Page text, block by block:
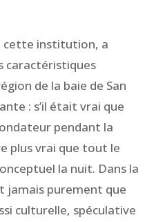
cette institution, a
caractéristiques
de la baie de San
: s’il était vrai que
pendant la
plus vrai que tout le
la nuit. Dans la
jamais purement que
culturelle, spéculative